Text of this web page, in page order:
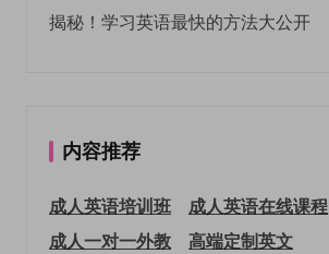
揭秘！学习英语最快的方法大公开
内容推荐
成人英语培训班
成人英语在线课程
成人一对一外教
高端定制英文